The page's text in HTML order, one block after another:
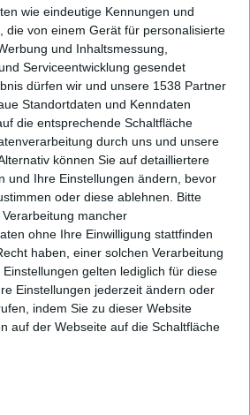
wie eindeutige Kennungen und
die von einem Gerät für personalisierte
und Inhaltsmessung,
Serviceentwicklung gesendet
dürfen wir und unsere 1538 Partner
Standortdaten und Kenndaten
die entsprechende Schaltfläche
durch uns und unsere
können Sie auf detailliertere
und Ihre Einstellungen ändern, bevor
oder diese ablehnen.
Bitte
mancher
ohne Ihre Einwilligung stattfinden
haben, einer solchen Verarbeitung
gelten lediglich für diese
Einstellungen jederzeit ändern oder
indem Sie zu dieser Website
auf der Webseite auf die Schaltfläche
Band ist auch im 17. Jahr des
und so ist „Aerodyne“ ein Stück,
richtig ausleben konnte. Industrial-
Riffs und die typische
die diese Band auszeichnet.
macht „The Twilight Hour“
Ein Epos, das den Zuhörer auf
entführt und dabei tief in die
eintaucht. Mit dem
Embers“ wird dieses Album
die zum Träumen einlädt.
Altbewährtes – Arcane
ihren Ruf als gute
auch mit diesem Album. Die